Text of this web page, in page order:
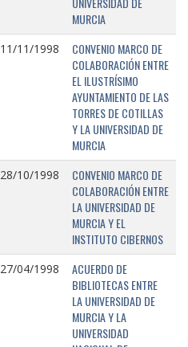
MURCIA
11/11/1998
CONVENIO MARCO DE
COLABORACIÓN ENTRE
EL ILUSTRÍSIMO
AYUNTAMIENTO DE LAS
TORRES DE COTILLAS
Y LA UNIVERSIDAD DE
MURCIA
28/10/1998
CONVENIO MARCO DE
COLABORACIÓN ENTRE
LA UNIVERSIDAD DE
MURCIA Y EL
INSTITUTO CIBERNOS
27/04/1998
ACUERDO DE
BIBLIOTECAS ENTRE
LA UNIVERSIDAD DE
MURCIA Y LA
UNIVERSIDAD